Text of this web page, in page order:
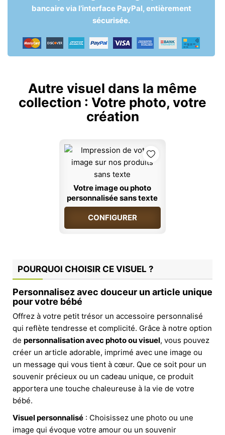
bancaire via l’interface PayPal, entièrement
sécurisée.
Autre visuel dans la même
collection : Votre photo, votre
création
Votre image ou photo
personnalisée sans texte
CONFIGURER
POURQUOI CHOISIR CE VISUEL ?
Personnalisez avec douceur un article unique
pour votre bébé
Offrez à votre petit trésor un accessoire personnalisé
qui reflète tendresse et complicité. Grâce à notre option
de personnalisation avec photo ou visuel, vous pouvez
créer un article adorable, imprimé avec une image ou
un message qui vous tient à cœur. Que ce soit pour un
souvenir précieux ou un cadeau unique, ce produit
apportera une touche chaleureuse à la vie de votre
bébé.
Visuel personnalisé : Choisissez une photo ou une
image qui évoque votre amour ou un souvenir